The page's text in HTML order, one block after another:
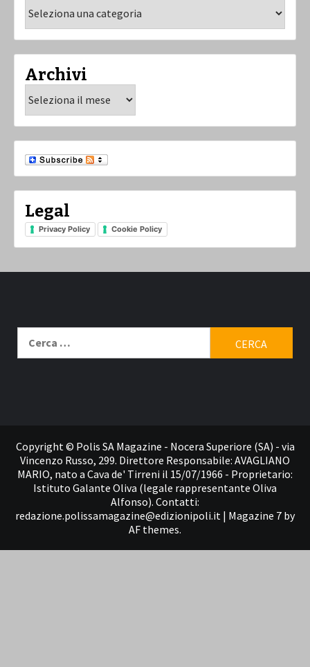
Archivi
Legal
Privacy Policy Cookie Policy
per:
Copyright © Polis SA Magazine - Nocera Superiore (SA) - via
Vincenzo Russo, 299. Direttore Responsabile: AVAGLIANO
MARIO, nato a Cava de' Tirreni il 15/07/1966 - Proprietario:
Istituto Galante Oliva (legale rappresentante Oliva
Alfonso). Contatti:
redazione.polissamagazine@edizionipoli.it | Magazine 7 by
AF themes.